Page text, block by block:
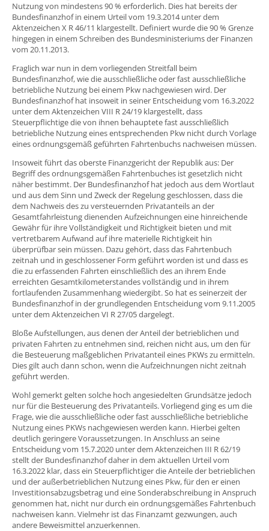
Nutzung von mindestens 90 % erforderlich. Dies hat bereits der
Bundesfinanzhof in einem Urteil vom 19.3.2014 unter dem
Aktenzeichen X R 46/11 klargestellt. Definiert wurde die 90 % Grenze
hingegen in einem Schreiben des Bundesministeriums der Finanzen
vom 20.11.2013.
Fraglich war nun in dem vorliegenden Streitfall beim
Bundesfinanzhof, wie die ausschließliche oder fast ausschließliche
betriebliche Nutzung bei einem Pkw nachgewiesen wird. Der
Bundesfinanzhof hat insoweit in seiner Entscheidung vom 16.3.2022
unter dem Aktenzeichen VIII R 24/19 klargestellt, dass
Steuerpflichtige die von ihnen behauptete fast ausschließlich
betriebliche Nutzung eines entsprechenden Pkw nicht durch Vorlage
eines ordnungsgemäß geführten Fahrtenbuchs nachweisen müssen.
Insoweit führt das oberste Finanzgericht der Republik aus: Der
Begriff des ordnungsgemäßen Fahrtenbuches ist gesetzlich nicht
näher bestimmt. Der Bundesfinanzhof hat jedoch aus dem Wortlaut
und aus dem Sinn und Zweck der Regelung geschlossen, dass die
dem Nachweis des zu versteuernden Privatanteils an der
Gesamtfahrleistung dienenden Aufzeichnungen eine hinreichende
Gewähr für ihre Vollständigkeit und Richtigkeit bieten und mit
vertretbarem Aufwand auf ihre materielle Richtigkeit hin
überprüfbar sein müssen. Dazu gehört, dass das Fahrtenbuch
zeitnah und in geschlossener Form geführt worden ist und dass es
die zu erfassenden Fahrten einschließlich des an ihrem Ende
erreichten Gesamtkilometerstandes vollständig und in ihrem
fortlaufenden Zusammenhang wiedergibt. So hat es seinerzeit der
Bundesfinanzhof in der grundlegenden Entscheidung vom 9.11.2005
unter dem Aktenzeichen VI R 27/05 dargelegt.
Bloße Aufstellungen, aus denen der Anteil der betrieblichen und
privaten Fahrten zu entnehmen sind, reichen nicht aus, um den für
die Besteuerung maßgeblichen Privatanteil eines PKWs zu ermitteln.
Dies gilt auch dann schon, wenn die Aufzeichnungen nicht zeitnah
geführt werden.
Wohl gemerkt gelten solche hoch angesiedelten Grundsätze jedoch
nur für die Besteuerung des Privatanteils. Vorliegend ging es um die
Frage, wie die ausschließliche oder fast ausschließliche betriebliche
Nutzung eines PKWs nachgewiesen werden kann. Hierbei gelten
deutlich geringere Voraussetzungen. In Anschluss an seine
Entscheidung vom 15.7.2020 unter dem Aktenzeichen III R 62/19
stellt der Bundesfinanzhof daher in dem aktuellen Urteil vom
16.3.2022 klar, dass ein Steuerpflichtiger die Anteile der betrieblichen
und der außerbetrieblichen Nutzung eines Pkw, für den er einen
Investitionsabzugsbetrag und eine Sonderabschreibung in Anspruch
genommen hat, nicht nur durch ein ordnungsgemäßes Fahrtenbuch
nachweisen kann. Vielmehr ist das Finanzamt gezwungen, auch
andere Beweismittel anzuerkennen.